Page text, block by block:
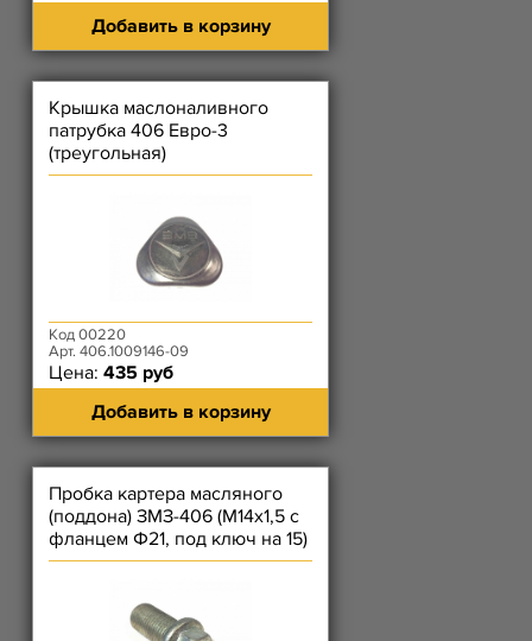
Добавить в корзину
Крышка маслоналивного
патрубка 406 Евро-3
(треугольная)
Код 00220
Арт. 406.1009146-09
Цена: 435 руб
Добавить в корзину
Пробка картера масляного
(поддона) ЗМЗ-406 (М14х1,5 с
фланцем Ф21, под ключ на 15)